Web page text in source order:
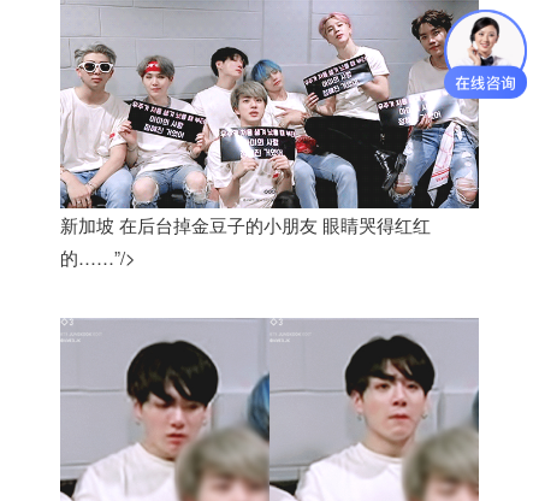
新加坡 在后台掉金豆子的小朋友 眼睛哭得红红
的……”/>